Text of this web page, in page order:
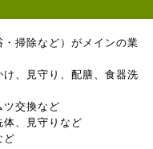
掃除など）がメインの業
、見守り、配膳、食器洗
ツ交換など
体、見守りなど
ど